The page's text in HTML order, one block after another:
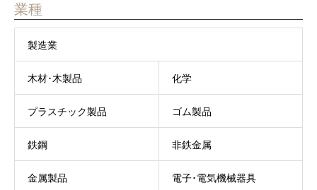
業種
製造業
木材･木製品 化学
プラスチック製品 ゴム製品
鉄鋼 非鉄金属
金属製品 電子･電気機械器具